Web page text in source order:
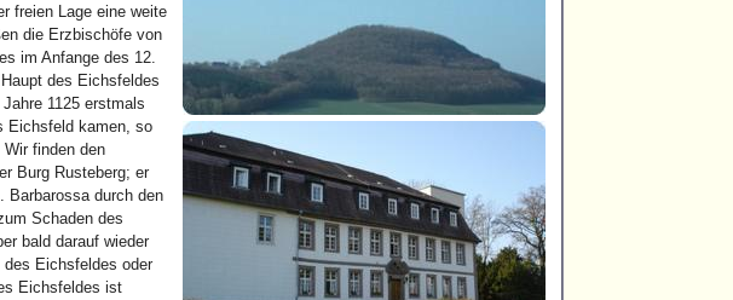
freien Lage eine weite
die Erzbischöfe von
im Anfange des 12.
des Eichsfeldes
1125 erstmals
Eichsfeld kamen, so
finden den
Burg Rusteberg; er
Barbarossa durch den
Schaden des
bald darauf wieder
Eichsfeldes oder
Eichsfeldes ist